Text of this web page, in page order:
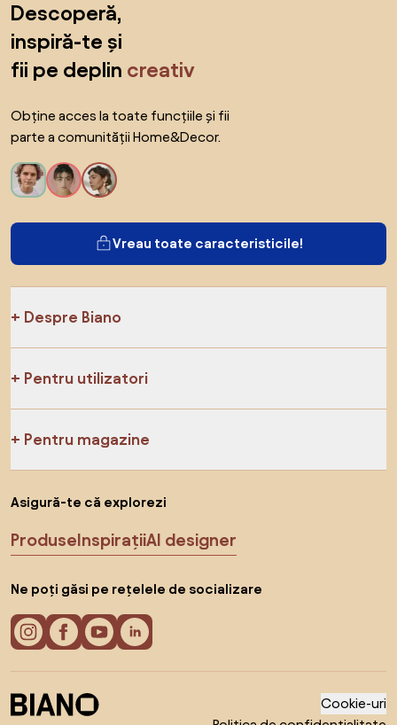
Descoperă,
inspiră-te și
fii pe deplin creativ
Obține acces la toate funcțiile și fii
parte a comunității Home&Decor.
Vreau toate caracteristicile!
Despre Biano
Pentru utilizatori
Pentru magazine
Asigură-te că explorezi
ProduseInspirațiiAI designer
Ne poți găsi pe rețelele de socializare
Cookie-uri